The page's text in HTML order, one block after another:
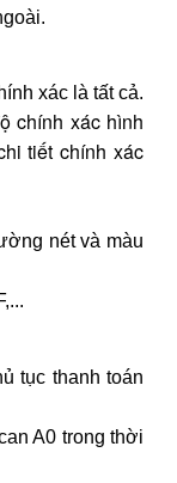
xác là tất cả.
chính xác hình
tiết chính xác
nét và màu
tục thanh toán
A0 trong thời